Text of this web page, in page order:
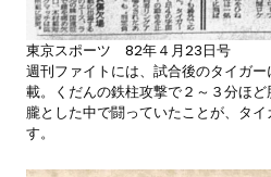
東京スポーツ 82年４月23日号
週刊ファイトには、試合後のタイガ
載。くだんの鉄柱攻撃で２～３分ほ
朧とした中で闘っていたことが、タ
す。